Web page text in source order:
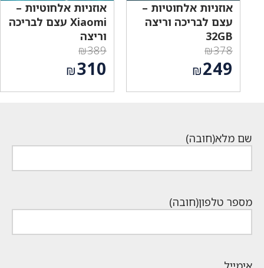
אוזניות אלחוטיות –
עצם לבריכה וריצה
32GB
₪378
המחיר
המקורי
היה:
₪249
אוזניות אלחוטיות –
Xiaomi עצם לבריכה
וריצה
₪389
המחיר
המקורי
היה:
₪310
שם מלא(חובה)
מספר טלפון(חובה)